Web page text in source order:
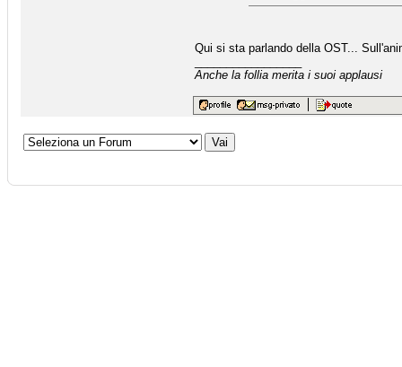
Qui si sta parlando della OST...
Anche la follia merita i suoi applausi